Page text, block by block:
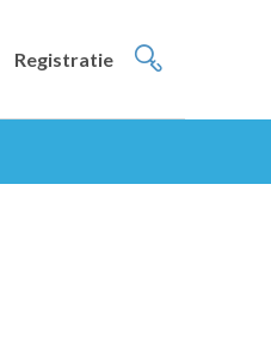
Registratie